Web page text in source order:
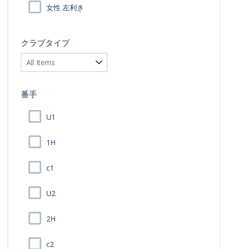
女性 左利き
クラブタイプ
番手
U1
1H
c1
U2
2H
c2